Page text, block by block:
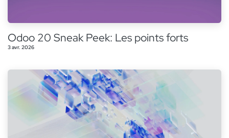
Odoo 20 Sneak Peek: Les points forts
3 avr. 2026